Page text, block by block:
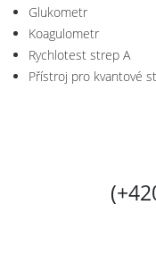
Glukometr
Koagulometr
Rychlotest strep A
Přístroj pro kvantové